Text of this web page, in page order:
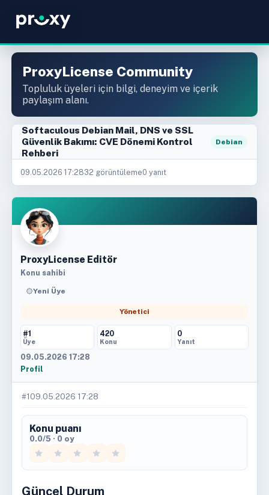
ProxyLicense Community
Topluluk üyeleri için bilgi, deneyim ve içerik
paylaşım alanı.
Softaculous Debian Mail, DNS ve SSL
Güvenlik Bakımı: CVE Dönemi Kontrol
Rehberi
Debian
09.05.2026 17:2832 görüntüleme0 yanıt
ProxyLicense Editör
Konu sahibi
Yeni Üye
Yönetici
#1
Üye
420
Konu
0
Yanıt
09.05.2026 17:28
Profil
#1 09.05.2026 17:28
Konu puanı
0.0/5 · 0 oy
Güncel Durum